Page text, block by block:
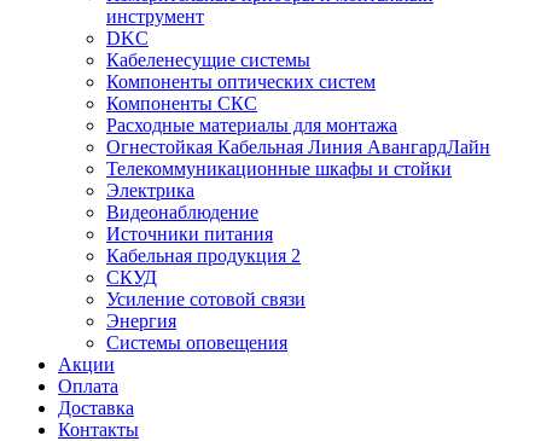
инструмент
DKC
Кабеленесущие системы
Компоненты оптических систем
Компоненты СКС
Расходные материалы для монтажа
Огнестойкая Кабельная Линия АвангардЛайн
Телекоммуникационные шкафы и стойки
Электрика
Видеонаблюдение
Источники питания
Кабельная продукция 2
СКУД
Усиление сотовой связи
Энергия
Системы оповещения
Акции
Оплата
Доставка
Контакты